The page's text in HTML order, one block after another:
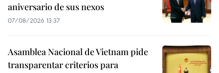
aniversario de sus nexos
07/08/2026 13:37
Asamblea Nacional de Vietnam pide
transparentar criterios para